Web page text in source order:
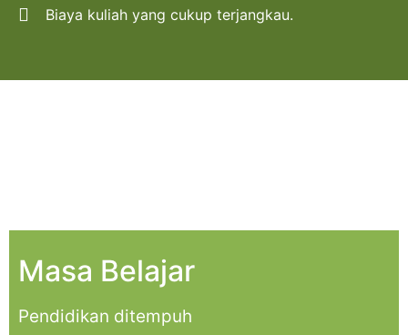
Biaya kuliah yang cukup terjangkau.
Masa Belajar
Pendidikan ditempuh